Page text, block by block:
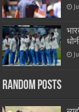
Random Posts